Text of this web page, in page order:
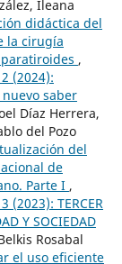
Ileana
didáctica del
la cirugía
,
(2024):
saber
Díaz Herrera,
del Pozo
del
de
Parte I ,
(2023): TERCER
Y SOCIEDAD
Rosabal
el uso eficiente